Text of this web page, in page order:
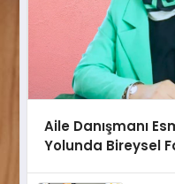
Aile Danışmanı
Yolunda Bireysel